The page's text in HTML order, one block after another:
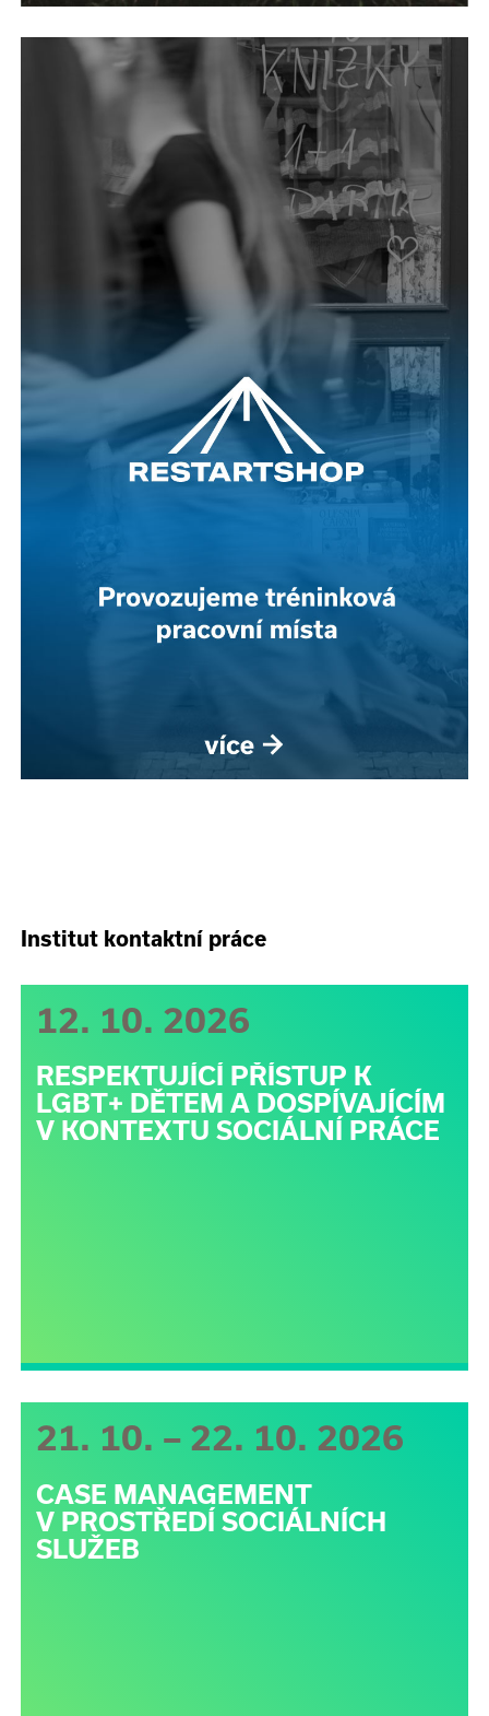
Institut kontaktní práce
12. 10. 2026
RESPEKTUJÍCÍ PŘÍSTUP K
LGBT+ DĚTEM A DOSPÍVAJÍCÍM
V KONTEXTU SOCIÁLNÍ PRÁCE
21. 10. – 22. 10. 2026
CASE MANAGEMENT
V PROSTŘEDÍ SOCIÁLNÍCH
SLUŽEB